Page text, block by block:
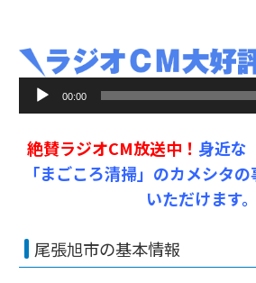
レ
00:00
絶賛ラジオCM放送中！ 身近な
「まごころ清掃」のカメシタ
いただけます。
尾張旭市の基本情報